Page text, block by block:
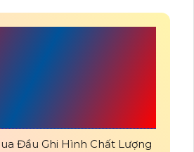
Đầu Ghi Hình Chất Lượng